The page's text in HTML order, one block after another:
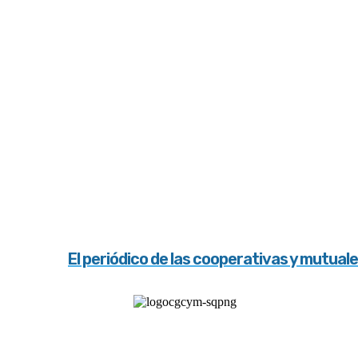
El periódico de las cooperativas y